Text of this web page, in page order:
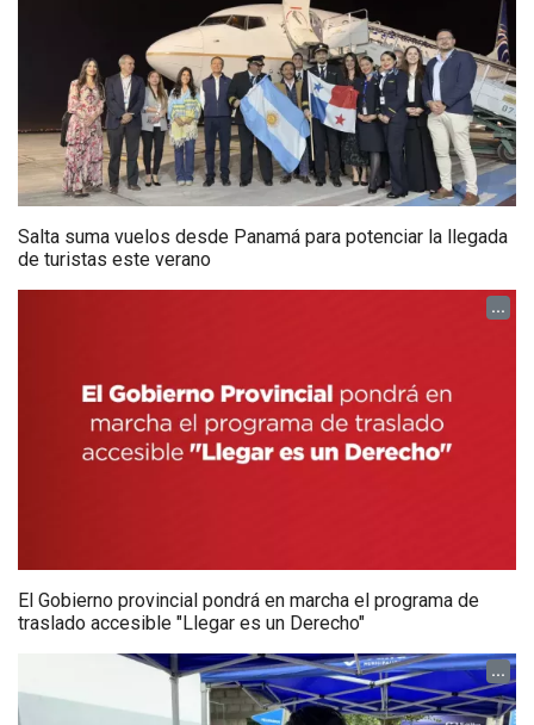
Salta suma vuelos desde Panamá para potenciar la llegada
de turistas este verano
...
El Gobierno provincial pondrá en marcha el programa de
traslado accesible "Llegar es un Derecho"
...